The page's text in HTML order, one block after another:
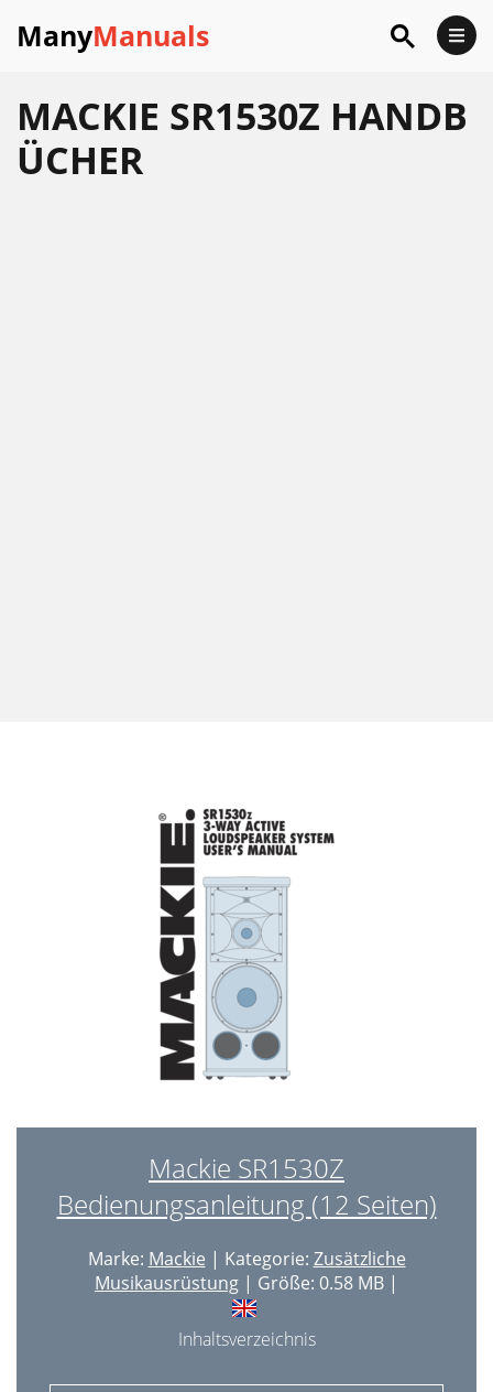
ManyManuals
MACKIE SR1530Z HANDB
ÜCHER
Mackie SR1530Z
Bedienungsanleitung (12 Seiten)
Marke: Mackie | Kategorie: Zusätzliche
Musikausrüstung | Größe: 0.58 MB |
Inhaltsverzeichnis